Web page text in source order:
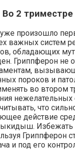
Во 2 триместре
произошло
важных систем
обладающих
Гриппферон не
пороков и
во втором
что
действие
Избежать
Гриппферон
и под его